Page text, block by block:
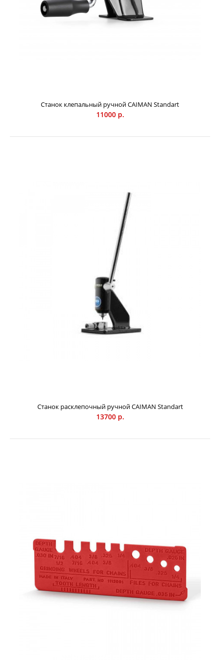
Пуансон CAIMAN HARV 3/4
1900 р.
Станок клепальный ручной CAIMAN Standart
11000 р.
Станок расклепочный ручной CAIMAN Standart
13700 р.